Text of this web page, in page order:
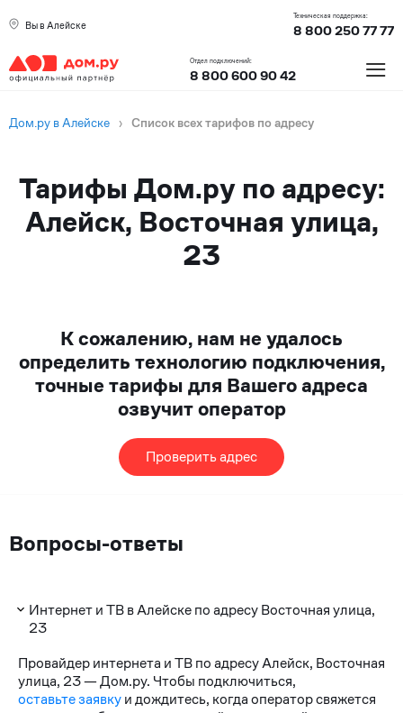
Вы в Алейске
Техническая поддержка:
8 800 250 77 77
Отдел подключений:
8 800 600 90 42 ≡
Дом.ру в Алейске › Список всех тарифов по адресу
Тарифы Дом.ру по адресу:
Алейск, Восточная улица,
23
К сожалению, нам не удалось
определить технологию подключения,
точные тарифы для Вашего адреса
озвучит оператор
Проверить адрес
Вопросы-ответы
Интернет и ТВ в Алейске по адресу Восточная улица,
23
Провайдер интернета и ТВ по адресу Алейск, Восточная
улица, 23 — Дом.ру. Чтобы подключиться,
оставьте заявкуи дождитесь, когда оператор свяжется